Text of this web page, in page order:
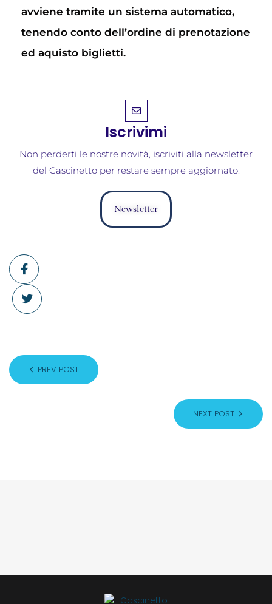
avviene tramite un sistema automatico,
tenendo conto dell’ordine di prenotazione
ed aquisto biglietti.
Iscrivimi
Non perderti le nostre novità, iscriviti alla newsletter
del Cascinetto per restare sempre aggiornato.
Newsletter
PREV POST
NEXT POST